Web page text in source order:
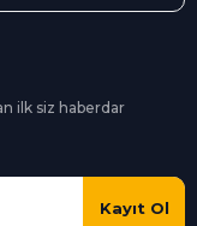
ile sizlere
fırsatını kaçırmayın .
ediyoruz .
ilk siz haberdar
Kayıt Ol